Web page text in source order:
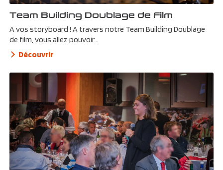
Team Building Doublage de Film
A vos storyboard ! A travers notre Team Building Doublage
de film, vous allez pouvoir...
Découvrir